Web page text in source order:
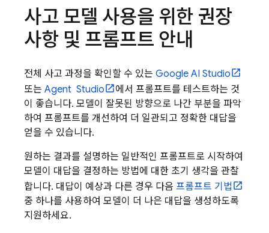
사고 모델 사용을 위한 권장
사항 및 프롬프트 안내
전체 사고 과정을 확인할 수 있는 Google AI Studio
또는 Agent Studio
에서 프롬프트를 테스트하는 것
이 좋습니다. 모델이 잘못된 방향으로 나간 부분을 파악
하여 프롬프트를 개선하여 더 일관되고 정확한 대답을
얻을 수 있습니다.
원하는 결과를 설명하는 일반적인 프롬프트로 시작하여
모델이 대답을 결정하는 방법에 대한 초기 생각을 관찰
합니다. 대답이 예상과 다른 경우 다음 프롬프트 기법
중 하나를 사용하여 모델이 더 나은 대답을 생성하도록
지원하세요.